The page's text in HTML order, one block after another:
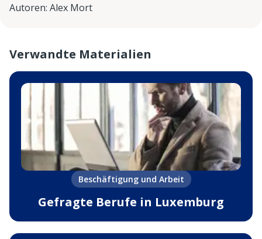
Autoren: Alex Mort
Verwandte Materialien
Beschäftigung und Arbeit
Gefragte Berufe in Luxemburg